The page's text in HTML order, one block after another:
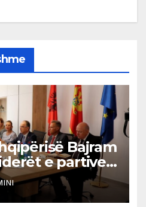
Bajram
e partive